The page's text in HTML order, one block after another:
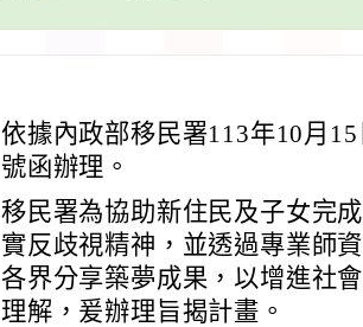
依據內政部移民署113年10月
號函辦理。
移民署為協助新住民及子女完
實反歧視精神，並透過專業師
各界分享築夢成果，以增進社
理解，爰辦理旨揭計畫。